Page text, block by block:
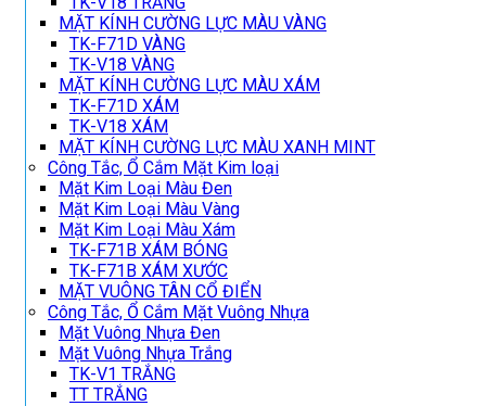
MẶT KÍNH CƯỜNG LỰC MÀU VÀNG
TK-F71D VÀNG
TK-V18 VÀNG
MẶT KÍNH CƯỜNG LỰC MÀU XÁM
TK-F71D XÁM
TK-V18 XÁM
MẶT KÍNH CƯỜNG LỰC MÀU XANH MINT
Công Tắc, Ổ Cắm Mặt Kim loại
Mặt Kim Loại Màu Đen
Mặt Kim Loại Màu Vàng
Mặt Kim Loại Màu Xám
TK-F71B XÁM BÓNG
TK-F71B XÁM XƯỚC
MẶT VUÔNG TÂN CỔ ĐIỂN
Công Tắc, Ổ Cắm Mặt Vuông Nhựa
Mặt Vuông Nhựa Đen
Mặt Vuông Nhựa Trắng
TK-V1 TRẮNG
TT TRẮNG